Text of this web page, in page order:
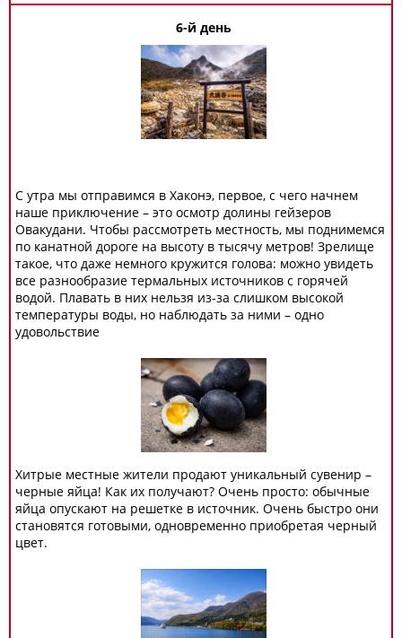
6-й день
С утра мы отправимся в Хаконэ, первое, с чего начнем
наше приключение – это осмотр долины гейзеров
Овакудани. Чтобы рассмотреть местность, мы поднимемся
по канатной дороге на высоту в тысячу метров! Зрелище
такое, что даже немного кружится голова: можно увидеть
все разнообразие термальных источников с горячей
водой. Плавать в них нельзя из-за слишком высокой
температуры воды, но наблюдать за ними – одно
удовольствие
Хитрые местные жители продают уникальный сувенир –
черные яйца! Как их получают? Очень просто: обычные
яйца опускают на решетке в источник. Очень быстро они
становятся готовыми, одновременно приобретая черный
цвет.